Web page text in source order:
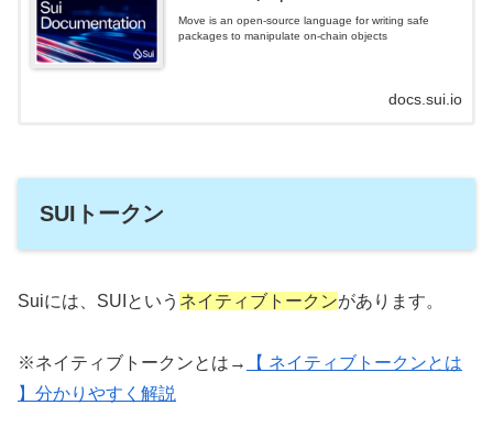
Move is an open-source language for writing safe
packages to manipulate on-chain objects
docs.sui.io
SUIトークン
Suiには、SUIという ネイティブトークンがあります。
※ネイティブトークンとは→
【 ネイティブトークンとは
】分かりやすく解説